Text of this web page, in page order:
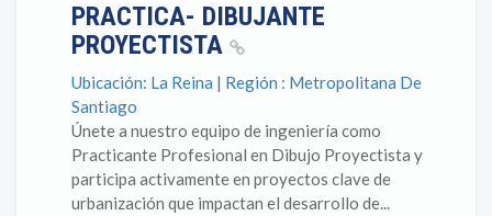
PRACTICA- DIBUJANTE
PROYECTISTA
Ubicación: La Reina | Región : Metropolitana De
Santiago
Únete a nuestro equipo de ingeniería como
Practicante Profesional en Dibujo Proyectista y
participa activamente en proyectos clave de
urbanización que impactan el desarrollo de...